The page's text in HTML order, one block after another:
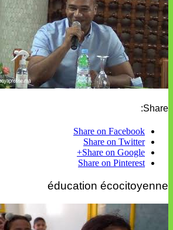
Share:
Share on Facebook
Share on Twitter
Share on Google+
Share on Pinterest
éducation écocitoyenne